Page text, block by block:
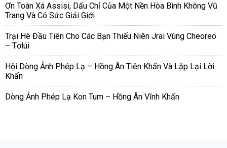
Ơn Toàn Xá Assisi, Dấu Chỉ Của Một Nền Hòa Bình Không Vũ
Trang Và Có Sức Giải Giới
Trại Hè Đầu Tiên Cho Các Bạn Thiếu Niên Jrai Vùng Cheoreo
– Tơlúi
Hội Dòng Ảnh Phép Lạ – Hồng Ân Tiên Khấn Và Lặp Lại Lời
Khấn
Dòng Ảnh Phép Lạ Kon Tum – Hồng Ân Vĩnh Khấn